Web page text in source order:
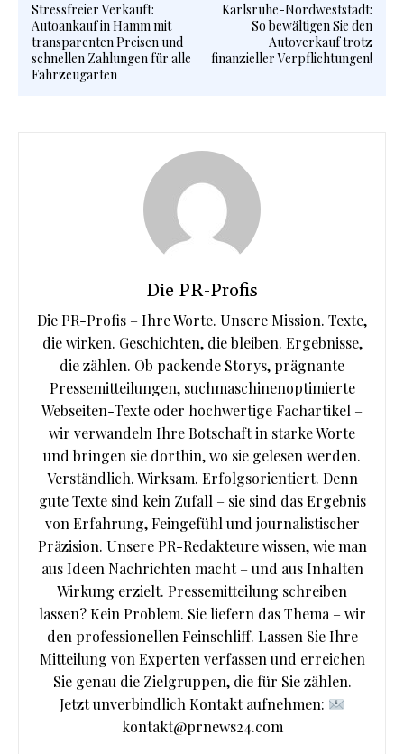
Stressfreier Verkauft:
Autoankauf in Hamm mit
transparenten Preisen und
schnellen Zahlungen für alle
Fahrzeugarten
Karlsruhe-Nordweststadt:
So bewältigen Sie den
Autoverkauf trotz
finanzieller Verpflichtungen!
Die PR-Profis
Die PR-Profis – Ihre Worte. Unsere Mission. Texte,
die wirken. Geschichten, die bleiben. Ergebnisse,
die zählen. Ob packende Storys, prägnante
Pressemitteilungen, suchmaschinenoptimierte
Webseiten-Texte oder hochwertige Fachartikel –
wir verwandeln Ihre Botschaft in starke Worte
und bringen sie dorthin, wo sie gelesen werden.
Verständlich. Wirksam. Erfolgsorientiert. Denn
gute Texte sind kein Zufall – sie sind das Ergebnis
von Erfahrung, Feingefühl und journalistischer
Präzision. Unsere PR-Redakteure wissen, wie man
aus Ideen Nachrichten macht – und aus Inhalten
Wirkung erzielt. Pressemitteilung schreiben
lassen? Kein Problem. Sie liefern das Thema – wir
den professionellen Feinschliff. Lassen Sie Ihre
Mitteilung von Experten verfassen und erreichen
Sie genau die Zielgruppen, die für Sie zählen.
Jetzt unverbindlich Kontakt aufnehmen:
kontakt@prnews24.com